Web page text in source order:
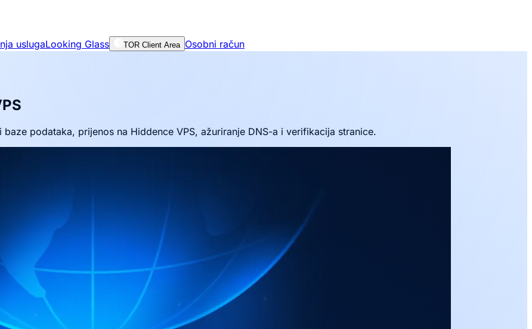
uslugaLooking Glass TOR Client Area Osobni račun
podataka, prijenos na Hiddence VPS, ažuriranje DNS-a i verifikacija stranice.